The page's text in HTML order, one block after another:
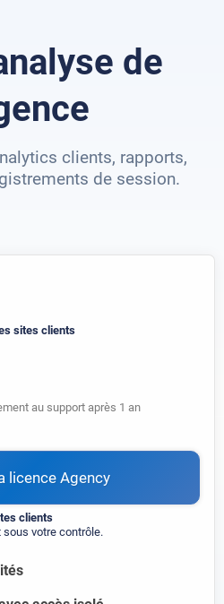
de
clients, rapports,
de session.
sites clients
au support après 1 an
licence Agency
clients
sous votre contrôle.